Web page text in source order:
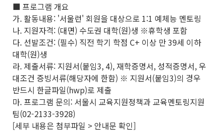
■ 프로그램 개요
가. 활동내용: '서울런' 회원을 대상으로 1:1 예체능 멘토링
나. 지원자격: (대면) 수도권 대학(원)생 ※휴학생 포함
다. 선발조건: (필수) 직전 학기 학점 C+ 이상 만 39세 이하
대학(원)생
라. 제출서류: 지원서(붙임3, 4), 재학증명서, 성적증명서, 우
대조건 증빙서류(해당자에 한함) ※ 지원서(붙임3)의 경우
반드시 한글파일(hwp)로 제출
마. 프로그램 문의: 서울시 교육지원정책과 교육멘토링지원
팀(02-2133-3928)
[세부 내용은 첨부파일 > 안내문 확인]